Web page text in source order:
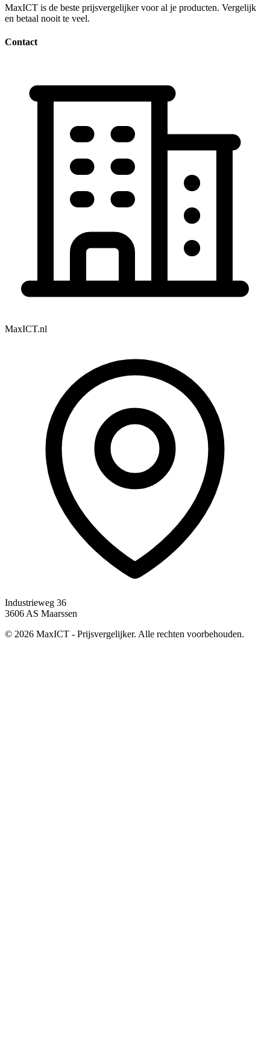
MaxICT is de beste prijsvergelijker voor al je producten. Vergelijk
en betaal nooit te veel.
Contact
MaxICT.nl
Industrieweg 36
3606 AS Maarssen
© 2026 MaxICT - Prijsvergelijker. Alle rechten voorbehouden.